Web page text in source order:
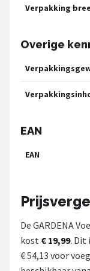
Verpakking
Overige
EAN
EAN
De GARDENA
kost € 19,99. Dit
€ 54,13 voor